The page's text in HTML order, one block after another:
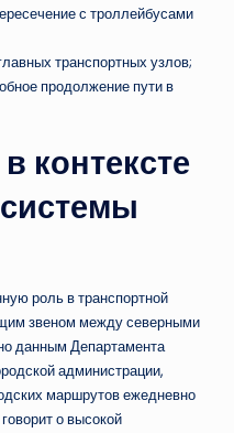
с троллейбусами
транспортных узлов;
продолжение пути в
контексте
роль в транспортной
звеном между северными
данным Департамента
администрации,
маршрутов ежедневно
о высокой